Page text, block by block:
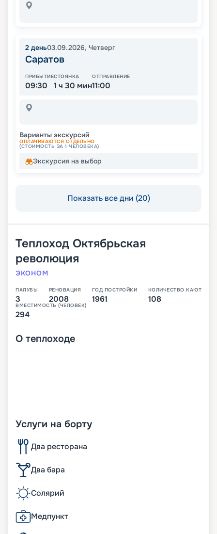
2 день03.09.2026, Четверг
Саратов
ПРИБЫТИЕ
09:30
СТОЯНКА
1 ч 30 мин
ОТПРАВЛЕНИЕ
11:00
Варианты экскурсий
ОПЛАЧИВАЮТСЯ ОТДЕЛЬНО
(СТОИМОСТЬ ЗА 1 ЧЕЛОВЕКА)
Экскурсия на выбор
Показать все дни (20)
Теплоход Октябрьская
революция
ЭКОНОМ
ПАЛУБЫ
3
РЕНОВАЦИЯ
2008
ГОД ПОСТРОЙКИ
1961
КОЛИЧЕСТВО КАЮТ
108
ВМЕСТИМОСТЬ (ЧЕЛОВЕК)
294
О теплоходе
Услуги на борту
Два ресторана
Два бара
Солярий
Медпункт